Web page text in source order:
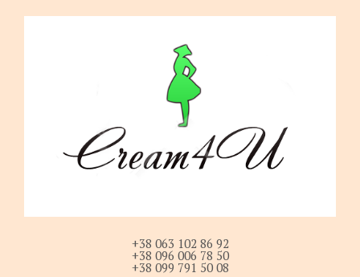
+38 063 102 86 92
+38 096 006 78 50
+38 099 791 50 08